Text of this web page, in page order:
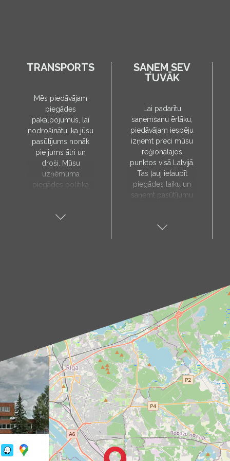
TRANSPORTS
Mēs piedāvājam
piegādes
pakalpojumus, lai
nodrošinātu, ka jūsu
pasūtījums nonāk
pie jums ātri un
droši. Mūsu
uzņēmuma
piegādes politika
uz jūsu norādīto
sazināsies, lai
pārliecinātos par
piegādes adresi un
paziņotu par
paredzamo
piegādes laiku.
SAŅEM SEV
TUVĀK
Lai padarītu
saņemšanu ērtāku,
piedāvājam iespēju
izņemt preci mūsu
reģionālajos
punktos visā Latvijā.
Tas ļauj ietaupīt
piegādes laiku un
saņemt pasūtījumu
saņemšanas punkti:
Saulkrasti, Talsi,
Tukums, Valka,
Valmiera.
Kā sazināties?
Izvēlies sev tuvāko
punktu un raksti uz
attiecīgo e-pasta
adresi (piemēram,
aloja@produs.lv
cesis@produs.lv,
tukums@produs.lv
u.c.), lai noskaidrotu
pasūtījuma
saņemšanas laiku,
vienotos par ērtāko